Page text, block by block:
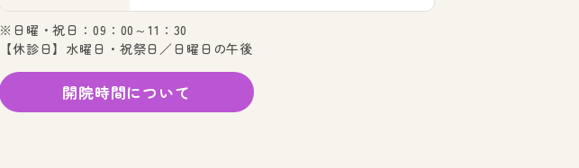
※日曜・祝日：09：00～11：30
【休診日】水曜日・祝祭日／日曜日の午後
開院時間について